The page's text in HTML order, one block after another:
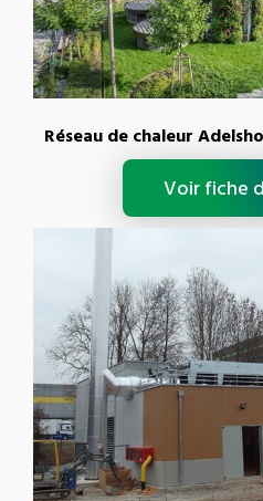
Réseau de chaleur
Voir fiche